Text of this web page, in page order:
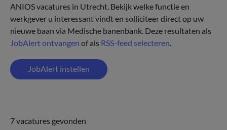
ANIOS vacatures in Utrecht. Bekijk welke functie en
werkgever u interessant vindt en solliciteer direct op uw
nieuwe baan via Medische banenbank. Deze resultaten als
JobAlert ontvangen of als RSS-feed selecteren.
JobAlert instellen
7 vacatures gevonden